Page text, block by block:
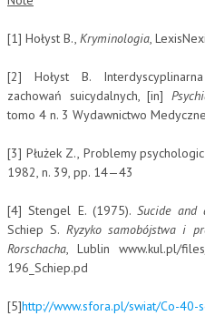
[1] Hołyst B., Kryminologia,
[2] Hołyst B.
zachowań suicydalnych, [in]
tomo 4 n. 3 Wydawnictwo
[3] Płużek Z., Problemy
1982, n. 39, pp. 14—43
[4] Stengel E. (1975).Sucide and
Schiep S. Ryzyko samobójstwa i
Rorschacha, Lublin www.kul.pl/
196_Schiep.pd
[5]http://www.sfora.pl/swiat/Co-40-